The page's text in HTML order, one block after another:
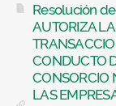
Resolución
AUTORIZA
CONDUCTO
CONSORCIO
LAS